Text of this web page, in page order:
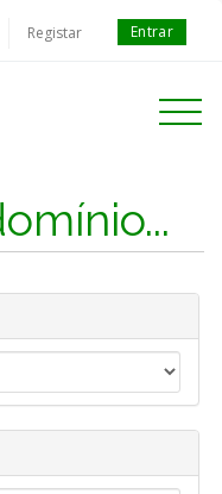
Registar Entrar
Toggle